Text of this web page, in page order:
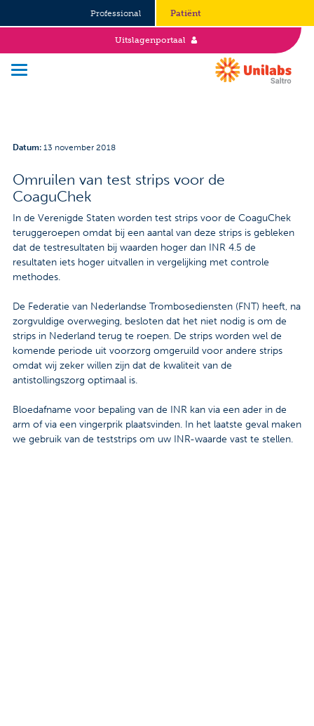
Professional Patiënt
Uitslagenportaal
Duurzaamheid en Good Governance
Werken bij
Stages
Contact
Veelgestelde vragen
Nieuws
Tarieven
Datum: 13 november 2018
Omruilen van test strips voor de
CoaguChek
In de Verenigde Staten worden test strips voor de CoaguChek
teruggeroepen omdat bij een aantal van deze strips is gebleken
dat de testresultaten bij waarden hoger dan INR 4.5 de
resultaten iets hoger uitvallen in vergelijking met controle
methodes.
De Federatie van Nederlandse Trombosediensten (FNT) heeft, na
zorgvuldige overweging, besloten dat het niet nodig is om de
strips in Nederland terug te roepen. De strips worden wel de
komende periode uit voorzorg omgeruild voor andere strips
omdat wij zeker willen zijn dat de kwaliteit van de
antistollingszorg optimaal is.
Bloedafname voor bepaling van de INR kan via een ader in de
arm of via een vingerprik plaatsvinden. In het laatste geval maken
we gebruik van de teststrips om uw INR-waarde vast te stellen.